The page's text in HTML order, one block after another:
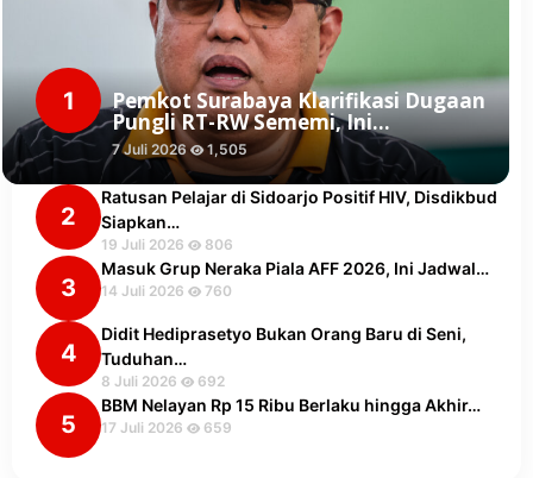
1 Pemkot Surabaya Klarifikasi Dugaan
Pungli RT-RW Sememi, Ini…
7 Juli 2026 1,505
2
Ratusan Pelajar di Sidoarjo Positif HIV, Disdikbud
Siapkan…
19 Juli 2026 806
3
Masuk Grup Neraka Piala AFF 2026, Ini Jadwal…
14 Juli 2026 760
4
Didit Hediprasetyo Bukan Orang Baru di Seni,
Tuduhan…
8 Juli 2026 692
5
BBM Nelayan Rp 15 Ribu Berlaku hingga Akhir…
17 Juli 2026 659